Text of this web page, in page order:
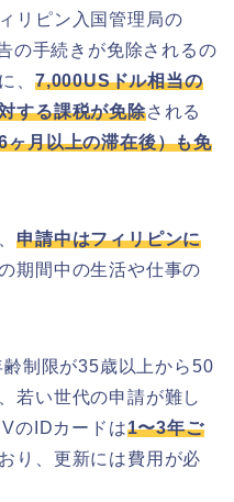
リピン入国管理局の
の手続きが免除されるの
、 7,000USドル相当の
する課税が免除される
ヶ月以上の滞在後）も免
申請中はフィリピンに
期間中の生活や仕事の
制限が35歳以上から50
若い世代の申請が難し
のIDカードは1〜3年ご
り、更新には費用が必